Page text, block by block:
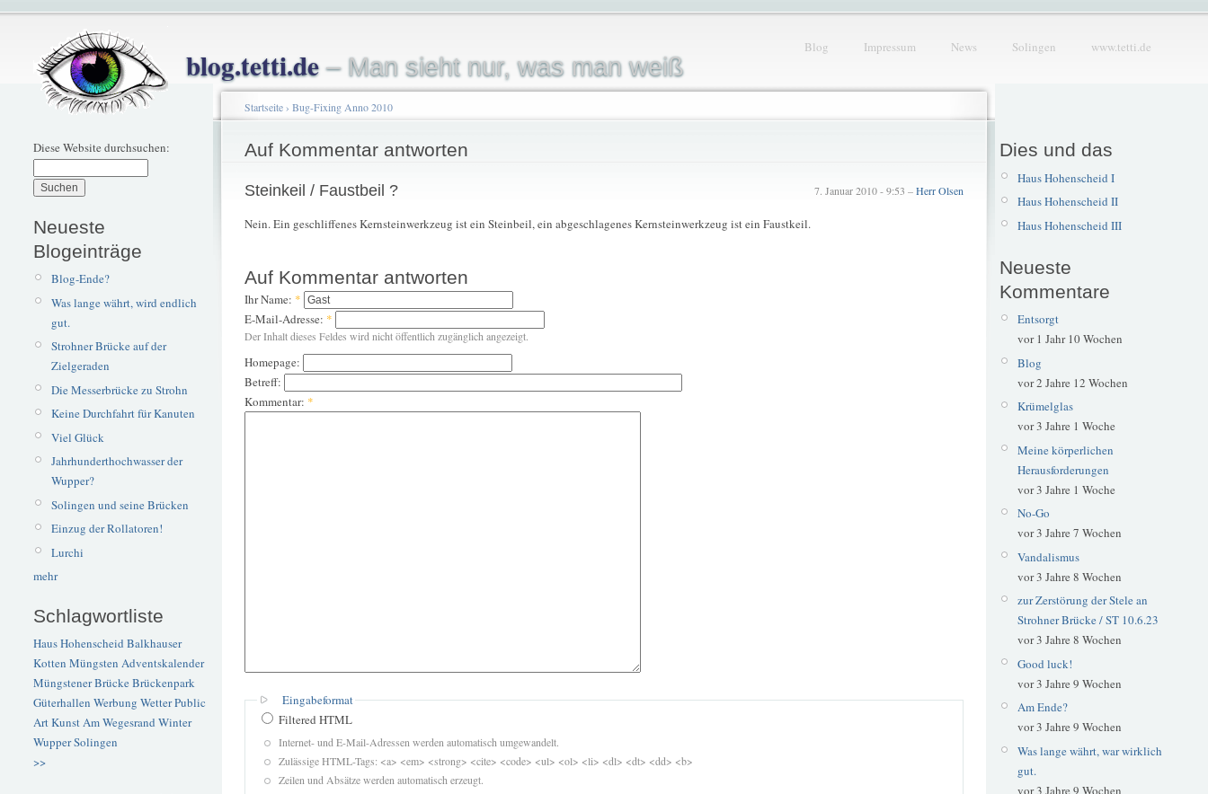
blog.tetti.de– Man sieht nur, was man weiß
Blog Impressum News Solingen www.tetti.de
Diese Website durchsuchen:
Neueste
Blogeinträge
Blog-Ende?
Was lange währt, wird endlich
gut.
Strohner Brücke auf der
Zielgeraden
Die Messerbrücke zu Strohn
Keine Durchfahrt für Kanuten
Viel Glück
Jahrhunderthochwasser der
Wupper?
Solingen und seine Brücken
Einzug der Rollatoren!
Lurchi
mehr
Schlagwortliste
Haus Hohenscheid Balkhauser
Kotten Müngsten Adventskalender
Müngstener BrückeBrückenpark
Güterhallen Werbung WetterPublic
ArtKunstAm Wegesrand Winter
WupperSolingen
>>
Startseite› Bug-Fixing Anno 2010
Auf Kommentar antworten
7. Januar 2010 - 9:53 –Herr Olsen
Steinkeil / Faustbeil ?
Nein. Ein geschliffenes Kernsteinwerkzeug ist ein Steinbeil, ein abgeschlagenes Kernsteinwerkzeug ist ein Faustkeil.
Auf Kommentar antworten
Ihr Name: *
E-Mail-Adresse: *
Der Inhalt dieses Feldes wird nicht öffentlich zugänglich angezeigt.
Homepage:
Betreff:
Kommentar: *
Eingabeformat
Filtered HTML
Internet- und E-Mail-Adressen werden automatisch umgewandelt.
Zulässige HTML-Tags: <a> <em> <strong> <cite> <code> <ul> <ol> <li> <dl> <dt> <dd> <b>
Zeilen und Absätze werden automatisch erzeugt.
Dies und das
Haus Hohenscheid I
Haus Hohenscheid II
Haus Hohenscheid III
Neueste
Kommentare
Entsorgt
vor 1 Jahr 10 Wochen
Blog
vor 2 Jahre 12 Wochen
Krümelglas
vor 3 Jahre 1 Woche
Meine körperlichen
Herausforderungen
vor 3 Jahre 1 Woche
No-Go
vor 3 Jahre 7 Wochen
Vandalismus
vor 3 Jahre 8 Wochen
zur Zerstörung der Stele an
Strohner Brücke / ST 10.6.23
vor 3 Jahre 8 Wochen
Good luck!
vor 3 Jahre 9 Wochen
Am Ende?
vor 3 Jahre 9 Wochen
Was lange währt, war wirklich
gut.
vor 3 Jahre 9 Wochen